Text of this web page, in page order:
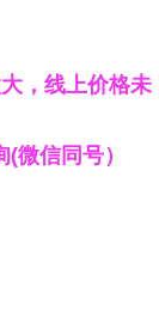
，线上价格未
(微信同号）